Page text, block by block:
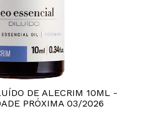
DE ALECRIM 10ML -
PRÓXIMA 03/2026